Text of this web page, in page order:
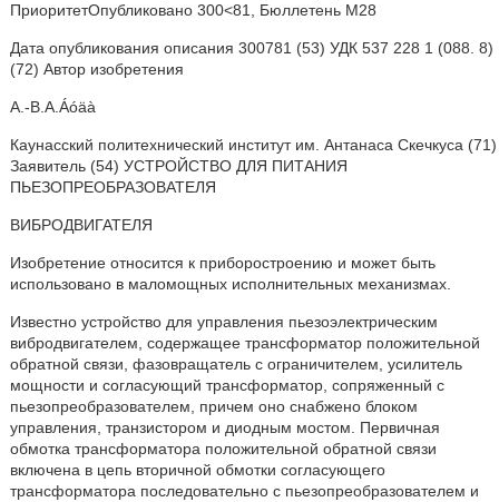
ПриоритетОпубликовано 300<81, Бюллетень М28
Дата опубликования описания 300781 (53) УДК 537 228 1 (088. 8)
(72) Автор изобретения
А.-В.A.Áóäà
Каунасский политехнический институт им. Антанаса Скечкуса (71)
Заявитель (54) УСТРОЙСТВО ДЛЯ ПИТАНИЯ
ПЬЕЗОПРЕОБРАЗОВАТЕЛЯ
ВИБРОДВИГАТЕЛЯ
Изобретение относится к приборостроению и может быть
использовано в маломощных исполнительных механизмах.
Известно устройство для управления пьезоэлектрическим
вибродвигателем, содержащее трансформатор положительной
обратной связи, фазовращатель с ограничителем, усилитель
мощности и согласующий трансформатор, сопряженный с
пьезопреобразователем, причем оно снабжено блоком
управления, транзистором и диодным мостом. Первичная
обмотка трансформатора положительной обратной связи
включена в цепь вторичной обмотки согласующего
трансформатора последовательно с пьезопреобразователем и